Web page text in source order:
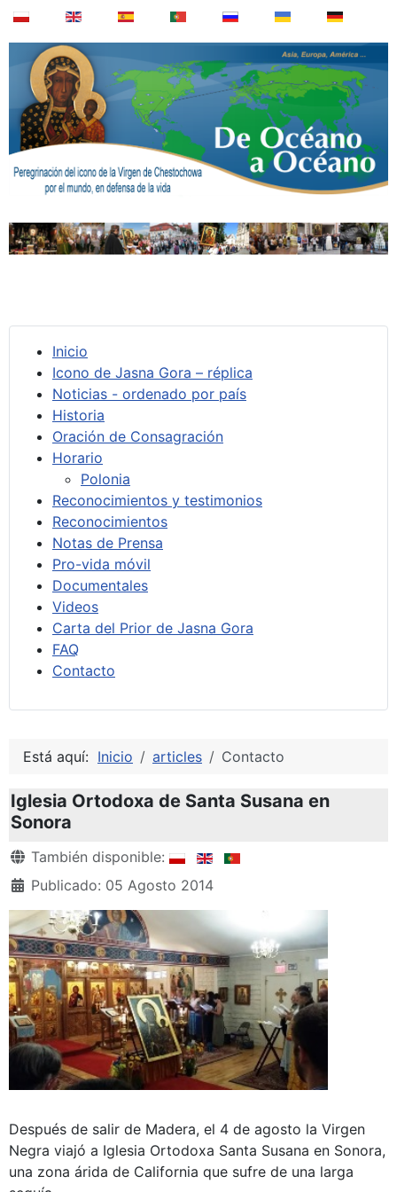
Inicio
Icono de Jasna Gora – réplica
Noticias - ordenado por país
Historia
Oración de Consagración
Horario
Polonia
Reconocimientos y testimonios
Reconocimientos
Notas de Prensa
Pro-vida móvil
Documentales
Videos
Carta del Prior de Jasna Gora
FAQ
Contacto
Está aquí: Inicio articles Contacto
Iglesia Ortodoxa de Santa Susana en
Sonora
Detalles
También disponible:
Publicado: 05 Agosto 2014
Después de salir de Madera, el 4 de agosto la Virgen
Negra viajó a Iglesia Ortodoxa Santa Susana en Sonora,
una zona árida de California que sufre de una larga